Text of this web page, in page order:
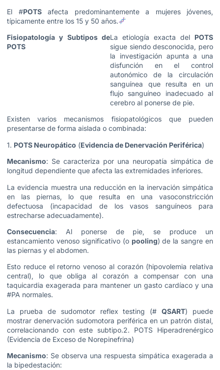
El #POTSafecta predominantemente a mujeres jóvenes,
típicamente entre los 15 y 50 años.
Fisiopatología y Subtipos de
POTS
La etiología exacta del POTS
sigue siendo desconocida, pero
la investigación apunta a una
disfunción en el control
autonómico de la circulación
sanguínea que resulta en un
flujo sanguíneo inadecuado al
cerebro al ponerse de pie.
Existen varios mecanismos fisiopatológicos que pueden
presentarse de forma aislada o combinada:
1. POTS Neuropático (Evidencia de Denervación Periférica)
Mecanismo: Se caracteriza por una neuropatía simpática de
longitud dependiente que afecta las extremidades inferiores.
La evidencia muestra una reducción en la inervación simpática
en las piernas, lo que resulta en una vasoconstricción
defectuosa (incapacidad de los vasos sanguíneos para
estrecharse adecuadamente).
Consecuencia: Al ponerse de pie, se produce un
estancamiento venoso significativo (o pooling) de la sangre en
las piernas y el abdomen.
Esto reduce el retorno venoso al corazón (hipovolemia relativa
central), lo que obliga al corazón a compensar con una
taquicardia exagerada para mantener un gasto cardíaco y una
#PA normales.
La prueba de sudomotor reflex testing (#QSART) puede
mostrar denervación sudomotora periférica en un patrón distal,
correlacionando con este subtipo.2. POTS Hiperadrenérgico
(Evidencia de Exceso de Norepinefrina)
Mecanismo: Se observa una respuesta simpática exagerada a
la bipedestación: